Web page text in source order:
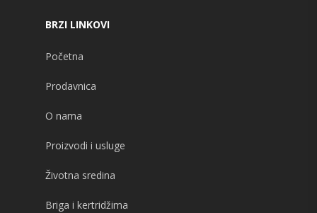
BRZI LINKOVI
Početna
Prodavnica
O nama
Proizvodi i usluge
Životna sredina
Briga i kertridžima